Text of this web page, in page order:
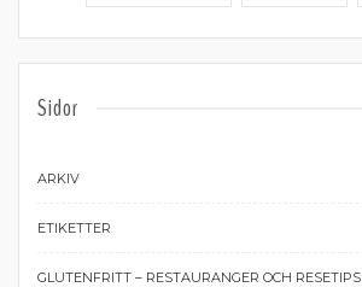
Sidor
ARKIV
ETIKETTER
GLUTENFRITT – RESTAURANGER OCH RESETIPS